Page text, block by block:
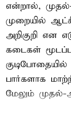
என்றால்,
முறையில்
அறிகுறி என
கடைகள்
பார்களாக
மேலும்